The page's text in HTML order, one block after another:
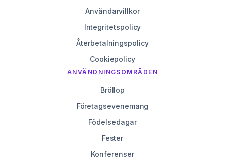
Användarvillkor
Integritetspolicy
Återbetalningspolicy
Cookiepolicy
ANVÄNDNINGSOMRÅDEN
Bröllop
Företagsevenemang
Födelsedagar
Fester
Konferenser